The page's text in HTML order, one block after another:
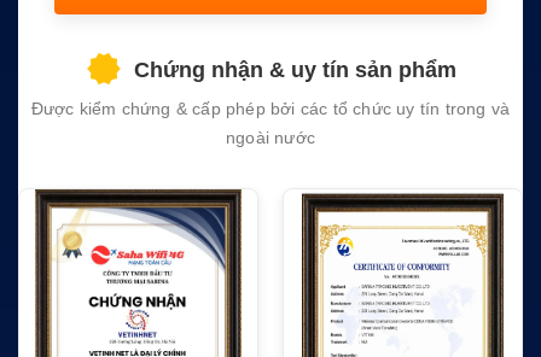
empty.
Chứng nhận & uy tín sản phẩm
Được kiểm chứng & cấp phép bởi các tổ chức uy tín trong và
ngoài nước